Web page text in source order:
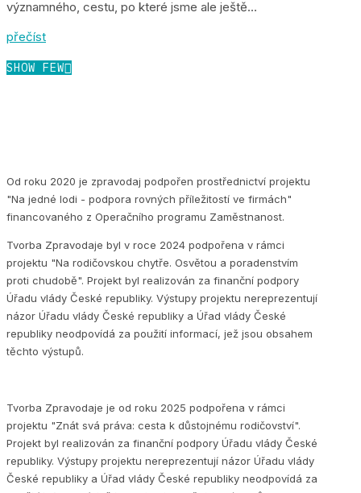
významného, cestu, po které jsme ale ještě...
přečíst
SHOW FEW
Od roku 2020 je zpravodaj podpořen prostřednictví projektu
"Na jedné lodi - podpora rovných příležitostí ve firmách"
financovaného z Operačního programu Zaměstnanost.
Tvorba Zpravodaje byl v roce 2024 podpořena v rámci
projektu "Na rodičovskou chytře. Osvětou a poradenstvím
proti chudobě". Projekt byl realizován za finanční podpory
Úřadu vlády České republiky. Výstupy projektu nereprezentují
názor Úřadu vlády České republiky a Úřad vlády České
republiky neodpovídá za použití informací, jež jsou obsahem
těchto výstupů.
Tvorba Zpravodaje je od roku 2025 podpořena v rámci
projektu "Znát svá práva: cesta k důstojnému rodičovství".
Projekt byl realizován za finanční podpory Úřadu vlády České
republiky. Výstupy projektu nereprezentují názor Úřadu vlády
České republiky a Úřad vlády České republiky neodpovídá za